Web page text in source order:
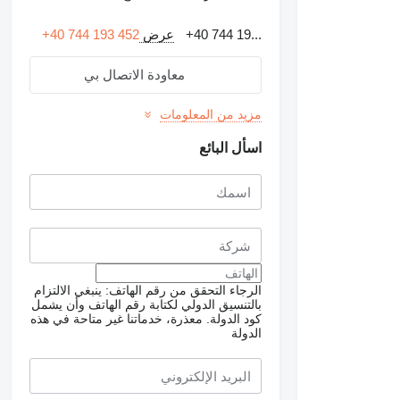
+40 744 19... عرض+40 744 193 452
معاودة الاتصال بي
مزيد من المعلومات
اسأل البائع
الرجاء التحقق من رقم الهاتف: ينبغي الالتزام
بالتنسيق الدولي لكتابة رقم الهاتف وأن يشمل
كود الدولة.
معذرة، خدماتنا غير متاحة في هذه
الدولة